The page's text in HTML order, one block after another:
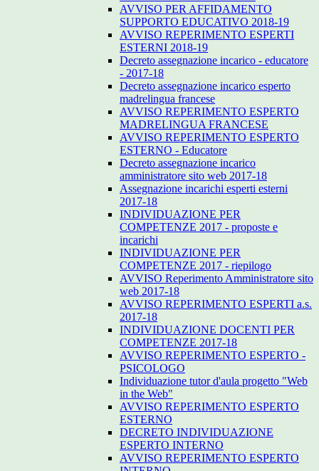
AVVISO PER AFFIDAMENTO
SUPPORTO EDUCATIVO 2018-19
AVVISO REPERIMENTO ESPERTI
ESTERNI 2018-19
Decreto assegnazione incarico - educatore
- 2017-18
Decreto assegnazione incarico esperto
madrelingua francese
AVVISO REPERIMENTO ESPERTO
MADRELINGUA FRANCESE
AVVISO REPERIMENTO ESPERTO
ESTERNO - Educatore
Decreto assegnazione incarico
amministratore sito web 2017-18
Assegnazione incarichi esperti esterni
2017-18
INDIVIDUAZIONE PER
COMPETENZE 2017 - proposte e
incarichi
INDIVIDUAZIONE PER
COMPETENZE 2017 - riepilogo
AVVISO Reperimento Amministratore sito
web 2017-18
AVVISO REPERIMENTO ESPERTI a.s.
2017-18
INDIVIDUAZIONE DOCENTI PER
COMPETENZE 2017-18
AVVISO REPERIMENTO ESPERTO -
PSICOLOGO
Individuazione tutor d'aula progetto "Web
in the Web"
AVVISO REPERIMENTO ESPERTO
ESTERNO
DECRETO INDIVIDUAZIONE
ESPERTO INTERNO
AVVISO REPERIMENTO ESPERTO